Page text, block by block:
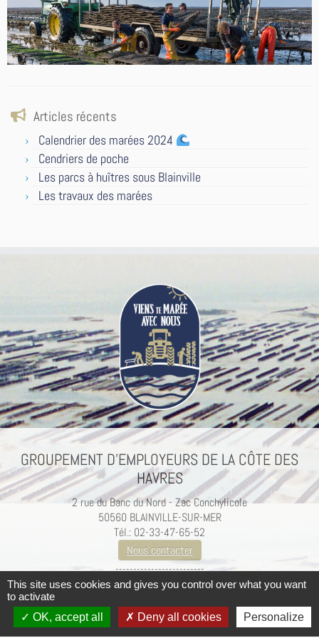
Articles récents
Calendrier des marées 2024
Cendriers de poche
Les parcs à huîtres sous Blainville
Les travaux des marées
GROUPEMENT D’EMPLOYEURS DE LA CÔTE DES
HAVRES
2 rue du Banc du Nord - Zac Conchylicole
50560 BLAINVILLE-SUR-MER
Tél.: 02-33-47-65-52
Nous contacter
-------------------------
Mentions légales / Crédits
This site uses cookies and gives you control over what you want
to activate
OK, accept all
Deny all cookies Personalize